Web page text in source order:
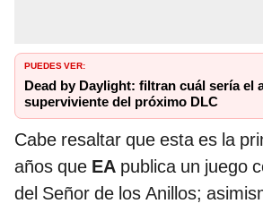
PUEDES VER:
Dead by Daylight: filtran cuál sería el
superviviente del próximo DLC
Cabe resaltar que esta es la
años que EA publica un juego
del Señor de los Anillos;